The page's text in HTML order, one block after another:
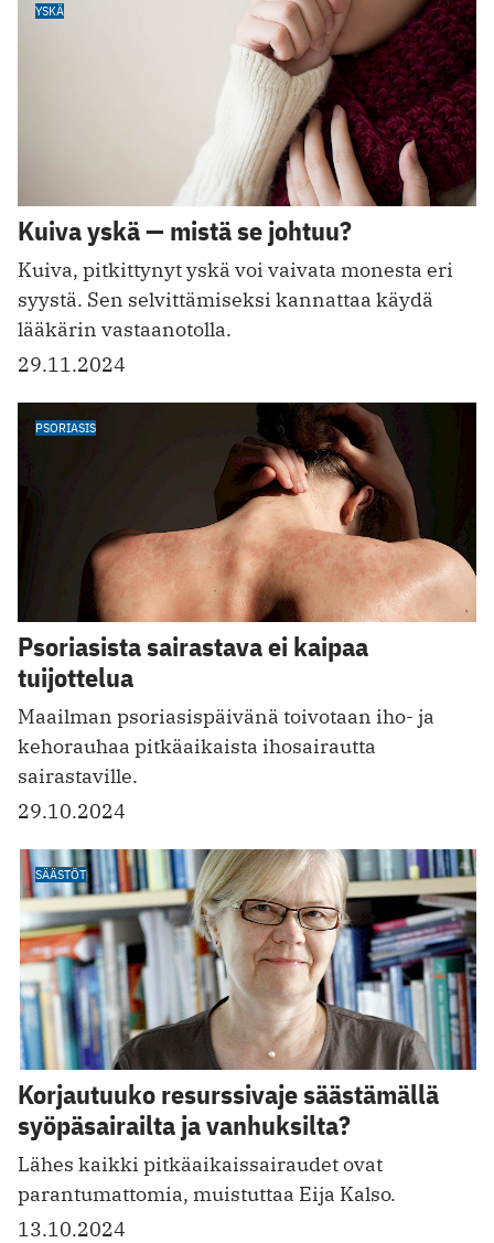
YSKÄ
Kuiva yskä — mistä se johtuu?
Kuiva, pitkittynyt yskä voi vaivata monesta eri
syystä. Sen selvittämiseksi kannattaa käydä
lääkärin vastaanotolla.
29.11.2024
PSORIASIS
Psoriasista sairastava ei kaipaa
tuijottelua
Maailman psoriasispäivänä toivotaan iho- ja
kehorauhaa pitkäaikaista ihosairautta
sairastaville.
29.10.2024
SÄÄSTÖT
Korjautuuko resurssivaje säästämällä
syöpäsairailta ja vanhuksilta?
Lähes kaikki pitkäaikaissairaudet ovat
parantumattomia, muistuttaa Eija Kalso.
13.10.2024